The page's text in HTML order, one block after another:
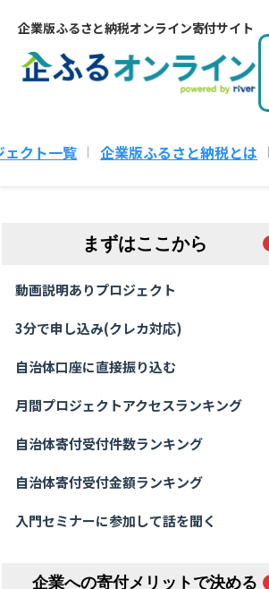
企業版ふるさと納税オンライン寄付サイト
ェクト一覧 企業版ふるさと納税とは
まずはここから
動画説明ありプロジェクト
3分で申し込み(クレカ対応)
自治体口座に直接振り込む
月間プロジェクトアクセスランキング
自治体寄付受付件数ランキング
自治体寄付受付金額ランキング
入門セミナーに参加して話を聞く
企業への寄付メリットで決める